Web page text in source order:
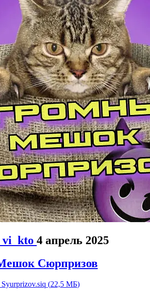
4 апрель 2025
Сюрпризов
(22,5 МБ)